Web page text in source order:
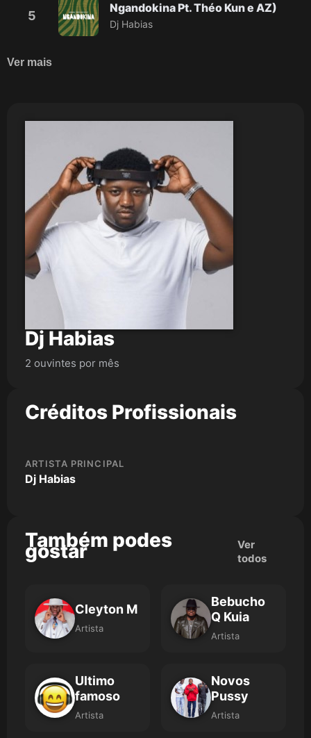
5
Ngandokina Pt. Théo Kun e AZ)
Dj Habias
Ver mais
Dj Habias
2 ouvintes por mês
Créditos Profissionais
ARTISTA PRINCIPAL
Dj Habias
Também podes
gostar
Ver
todos
Cleyton M
Artista
Bebucho
Q Kuia
Artista
Ultimo
famoso
Artista
Novos
Pussy
Artista